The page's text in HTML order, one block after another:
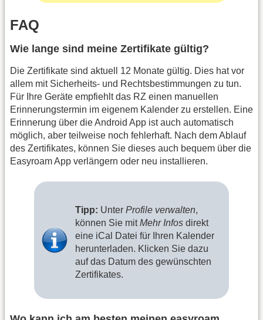
FAQ
Wie lange sind meine Zertifikate gültig?
Die Zertifikate sind aktuell 12 Monate gültig. Dies hat vor
allem mit Sicherheits- und Rechtsbestimmungen zu tun.
Für Ihre Geräte empfiehlt das RZ einen manuellen
Erinnerungstermin im eigenem Kalender zu erstellen. Eine
Erinnerung über die Android App ist auch automatisch
möglich, aber teilweise noch fehlerhaft. Nach dem Ablauf
des Zertifikates, können Sie dieses auch bequem über die
Easyroam App verlängern oder neu installieren.
Tipp: UnterProfile verwalten,
können Sie mitMehr Infosdirekt
eine iCal Datei für Ihren Kalender
herunterladen. Klicken Sie dazu
auf das Datum des gewünschten
Zertifikates.